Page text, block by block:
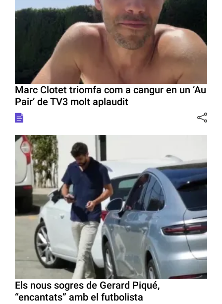
Marc Clotet triomfa com a cangur en un ‘Au
Pair’ de TV3 molt aplaudit
Els nous sogres de Gerard Piqué,
“encantats” amb el futbolista